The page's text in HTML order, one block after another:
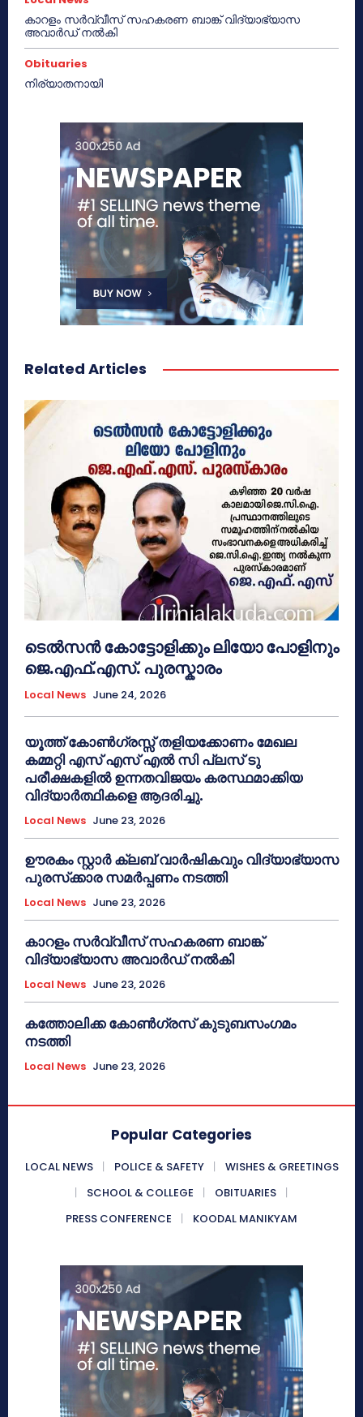
കാറളം സർവ്വീസ് സഹകരണ ബാങ്ക് വിദ്യാഭ്യാസ
അവാർഡ് നൽകി
Obituaries
നിര്യാതനായി
Related Articles
ടെൽസൻ കോട്ടോളിക്കും ലിയോ പോളിനും
ജെ.എഫ്.എസ്. പുരസ്കാരം
Local News June 24, 2026
യൂത്ത് കോൺഗ്രസ്സ് തളിയക്കോണം മേഖല
കമ്മറ്റി എസ് എസ് എൽ സി പ്ലസ് ടു
പരീക്ഷകളിൽ ഉന്നതവിജയം കരസ്ഥമാക്കിയ
വിദ്യാർത്ഥികളെ ആദരിച്ചു.
Local News June 23, 2026
ഊരകം സ്റ്റാർ ക്ലബ് വാർഷികവും വിദ്യാഭ്യാസ
പുരസ്‌ക്കാര സമർപ്പണം നടത്തി
Local News June 23, 2026
കാറളം സർവ്വീസ് സഹകരണ ബാങ്ക്
വിദ്യാഭ്യാസ അവാർഡ് നൽകി
Local News June 23, 2026
കത്തോലിക്ക കോൺഗ്രസ് കുടുബസംഗമം
നടത്തി
Local News June 23, 2026
Popular Categories
LOCAL NEWS POLICE & SAFETY
WISHES & GREETINGS
SCHOOL & COLLEGE
OBITUARIES
PRESS CONFERENCE
KOODAL MANIKYAM